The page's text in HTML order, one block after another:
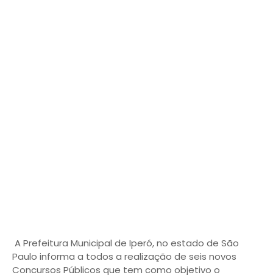
A Prefeitura Municipal de Iperó, no estado de São
Paulo informa a todos a realização de seis novos
Concursos Públicos que tem como objetivo o